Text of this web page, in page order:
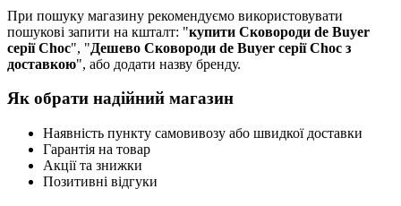
При пошуку магазину рекомендуємо використовувати
пошукові запити на кшталт: "купити Cковороди de Buyer
серії Choc", "Дешево Cковороди de Buyer серії Choc з
доставкою", або додати назву бренду.
Як обрати надійний магазин
Наявність пункту самовивозу або швидкої доставки
Гарантія на товар
Акції та знижки
Позитивні відгуки